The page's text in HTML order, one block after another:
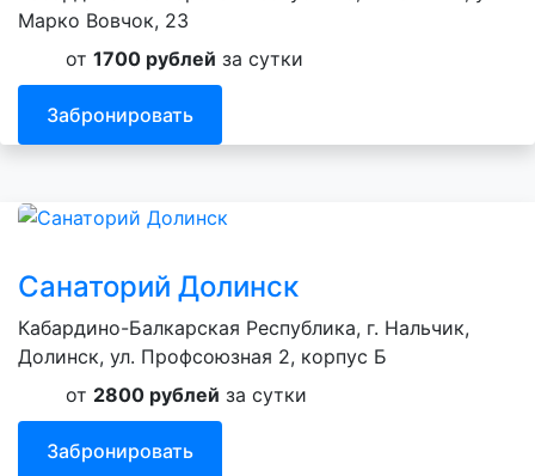
Марко Вовчок, 23
от 1700 рублей за сутки
Забронировать
Санаторий Долинск
Кабардино-Балкарская Республика, г. Нальчик,
Долинск, ул. Профсоюзная 2, корпус Б
от 2800 рублей за сутки
Забронировать